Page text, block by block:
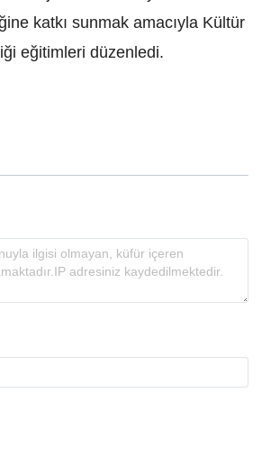
katkı sunmak amacıyla Kültür
eğitimleri düzenledi.